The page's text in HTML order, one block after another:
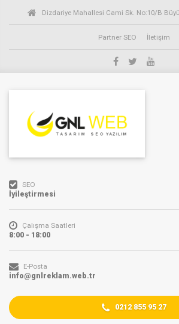
Dizdariye Mahallesi Cami Sk. No:10/B
Partner SEO İletişim
SEO
İyileştirmesi
Çalışma Saatleri
8:00 - 18:00
E-Posta
info@gnlreklam.web.tr
0212 855 95 27